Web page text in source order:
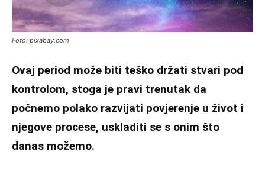
Foto: pixabay.com
Ovaj period može biti teško držati stvari pod
kontrolom, stoga je pravi trenutak da
počnemo polako razvijati povjerenje u život i
njegove procese, uskladiti se s onim što
danas možemo.